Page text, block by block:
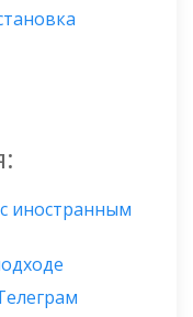
иностранным